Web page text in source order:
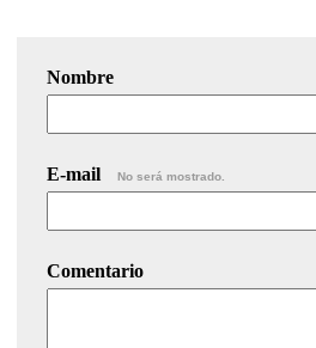
Nombre
E-mail No será mostrado.
Comentario